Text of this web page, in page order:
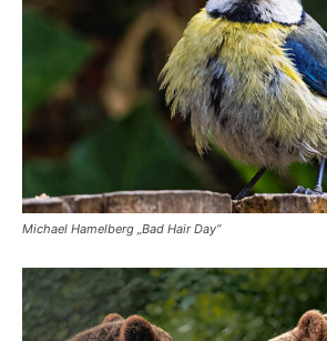
Michael Hamelberg „Bad Hair Day“